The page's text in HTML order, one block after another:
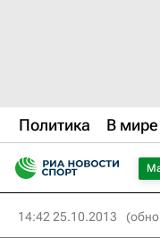
Политика В мире
14:42 25.10.2013